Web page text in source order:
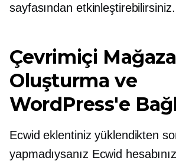
sayfasından etkinleştirebilirsiniz.
Çevrimiçi Mağaza
Oluşturma ve
WordPress'e
Ecwid eklentiniz yüklendikten
yapmadıysanız Ecwid